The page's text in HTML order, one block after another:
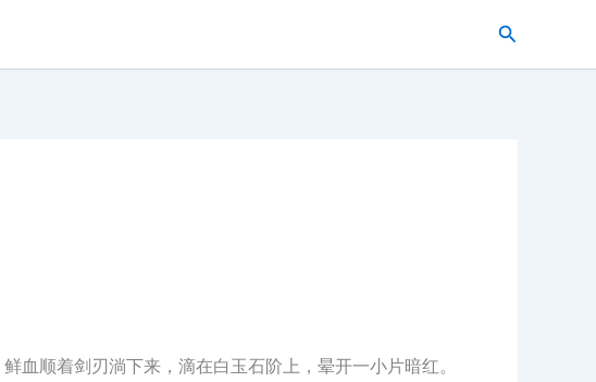
搜
血顺着剑刃淌下来，滴在白玉石阶上，晕开一小片暗红。